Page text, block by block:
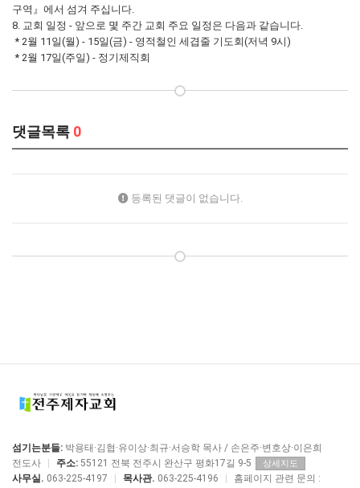
구역』에서 섬겨 주십니다.
8. 교회 일정 - 앞으로 몇 주간 교회 주요 일정은 다음과 같습니다.
* 2월 11일(월) - 15일(금) - 영적철인 세겹줄 기도회(저녁 9시)
* 2월 17일(주일) - 정기제직회
댓글목록 0
등록된 댓글이 없습니다.
섬기는분들: 박용태·김협·유이상·최규·서승학 목사 / 손은주·변호상·이은희
전도사
주소: 55121 전북 전주시 완산구 평화17길 9-5 상세지도
사무실. 063-225-4197 목사관. 063-225-4196 홈페이지 관련 문의 :